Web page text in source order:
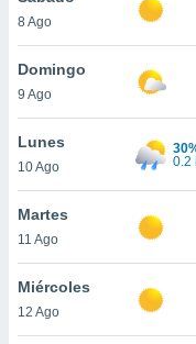
de
8 Ago
Domingo
9 Ago
Lunes
10 Ago
0.2
Martes
11 Ago
Miércoles
12 Ago